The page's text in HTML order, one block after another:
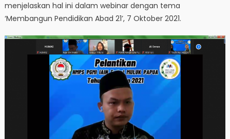
menjelaskan hal ini dalam webinar dengan tema
‘Membangun Pendidikan Abad 21’, 7 Oktober 2021.